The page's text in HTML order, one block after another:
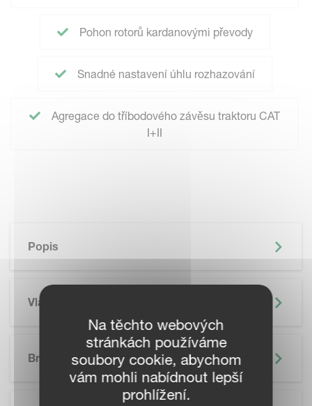
Pohon rotorů kardanovými převody
Snadné nastavení úhlu rozhazování
Agregace do tříbodového závěsu traktoru CAT
I+II
Popis
Vlastnosti
Brožura
Na těchto webových
stránkách používáme
soubory cookie, abychom
vám mohli nabídnout lepší
prohlížení.